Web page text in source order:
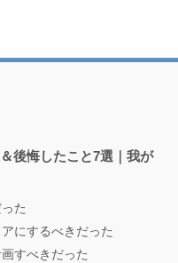
後悔したこと7選｜我が
た
にするべきだった
すべきだった